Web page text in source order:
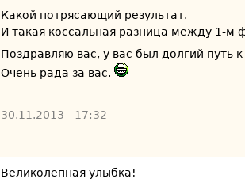
Какой потрясающий результат.
И такая коссальная разница между 1-м
Поздравляю вас, у вас был долгий путь
Очень рада за вас.
30.11.2013 - 17:32
Великолепная улыбка!